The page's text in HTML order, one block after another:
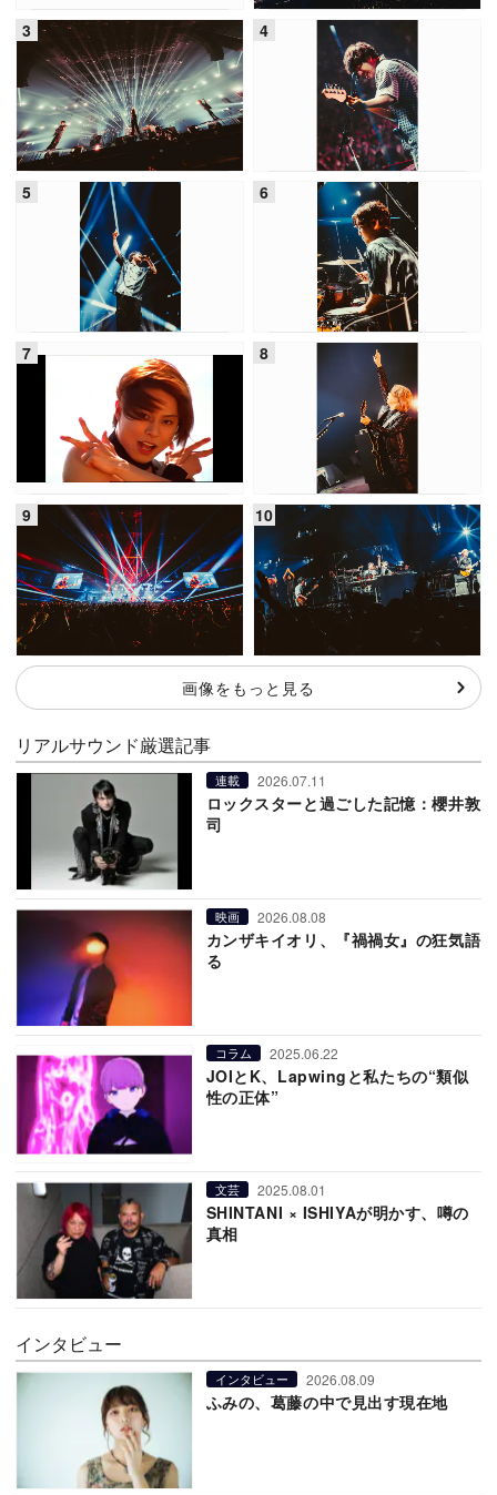
画像をもっと見る
リアルサウンド厳選記事
連載 2026.07.11
ロックスターと過ごした記憶：櫻井敦
司
映画 2026.08.08
カンザキイオリ、『禍禍女』の狂気語
る
コラム 2025.06.22
JOIとK、Lapwingと私たちの“類似
性の正体”
文芸 2025.08.01
SHINTANI × ISHIYAが明かす、噂の
真相
インタビュー
インタビュー 2026.08.09
ふみの、葛藤の中で見出す現在地